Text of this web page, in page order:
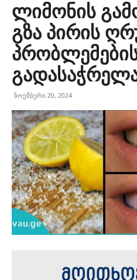
ლიმონის
გზა პირის
ნოემბერი 20, 2024